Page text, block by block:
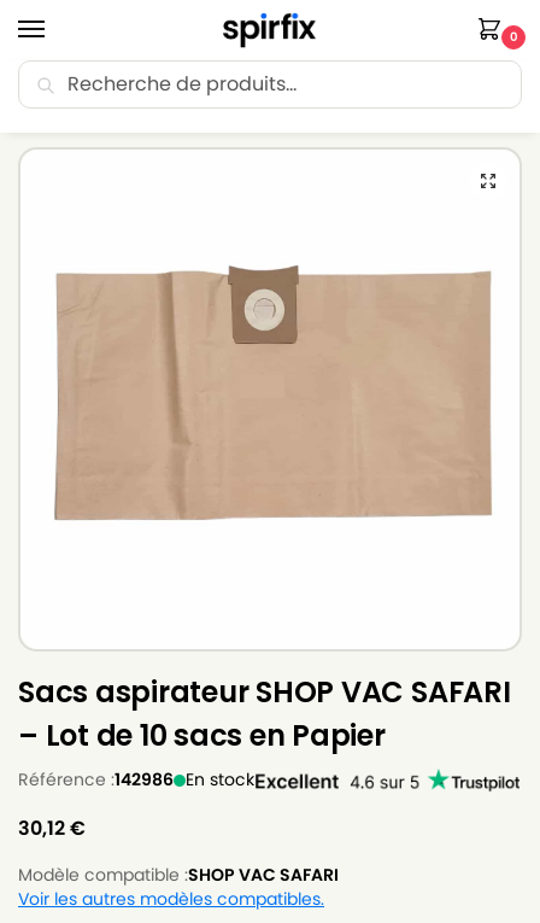
0
🚚 Livraison Point Relais offerte dès 30€ d’achat.
Sacs aspirateur SHOP VAC SAFARI
– Lot de 10 sacs en Papier
Référence :142986 En stock
30,12€
Modèle compatible :SHOP VAC SAFARI
Voir les autres modèles compatibles.